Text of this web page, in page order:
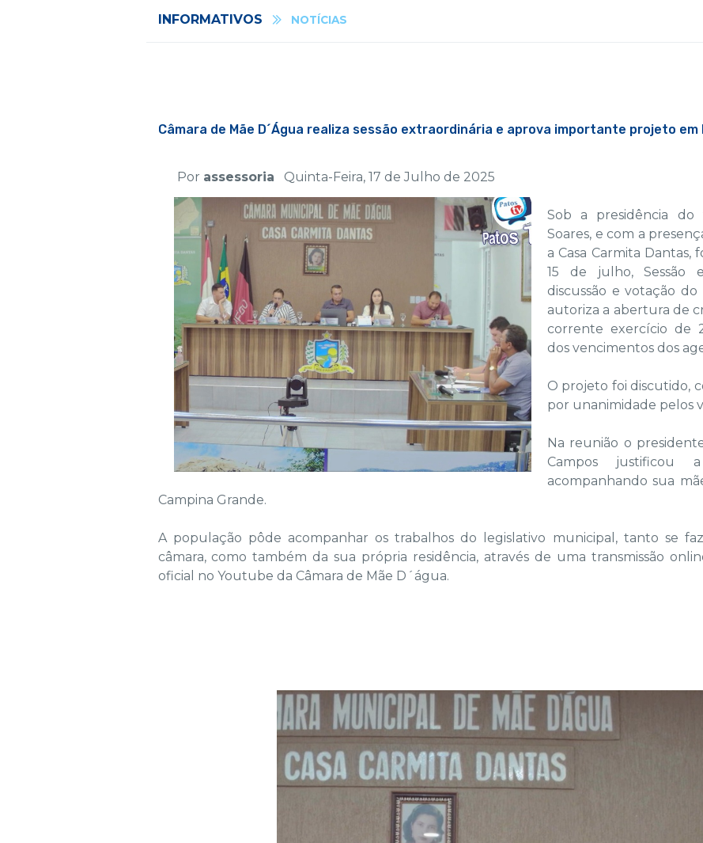
INFORMATIVOS NOTÍCIAS
Câmara de Mãe D´Água realiza sessão extraordinária e aprova importante projeto
Por assessoria Quinta-Feira, 17 de Julho de 2025
Sob a presidência do
Soares, e com a
a Casa Carmita Dantas,
15 de julho, Sessão
discussão e votação
autoriza a abertura de
corrente exercício de
dos vencimentos dos
O projeto foi discutido,
por unanimidade pelos
Na reunião o
Campos justificou
acompanhando sua
Campina Grande.
A população pôde acompanhar os trabalhos do legislativo municipal, tanto se
câmara, como também da sua própria residência, através de uma transmissão
oficial no Youtube da Câmara de Mãe D´água.